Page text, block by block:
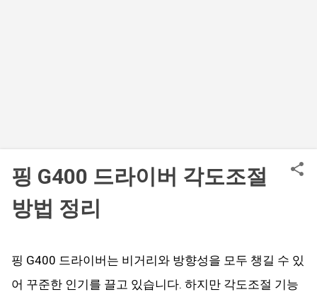
핑 G400 드라이버 각도조절
방법 정리
핑 G400 드라이버는 비거리와 방향성을 모두 챙길 수 있
어 꾸준한 인기를 끌고 있습니다. 하지만 각도조절 기능